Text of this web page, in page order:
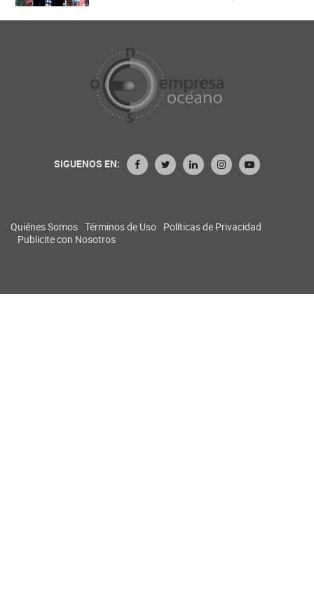
SIGUENOS EN:
Quiénes Somos Términos de Uso Políticas de Privacidad
Publicite con Nosotros